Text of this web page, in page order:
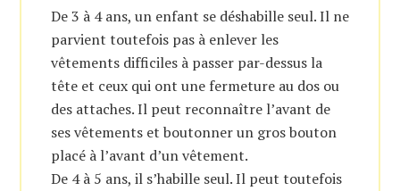
De 3 à 4 ans, un enfant se déshabille seul. Il ne
parvient toutefois pas à enlever les
vêtements difficiles à passer par-dessus la
tête et ceux qui ont une fermeture au dos ou
des attaches. Il peut reconnaître l’avant de
ses vêtements et boutonner un gros bouton
placé à l’avant d’un vêtement.
De 4 à 5 ans, il s’habille seul. Il peut toutefois